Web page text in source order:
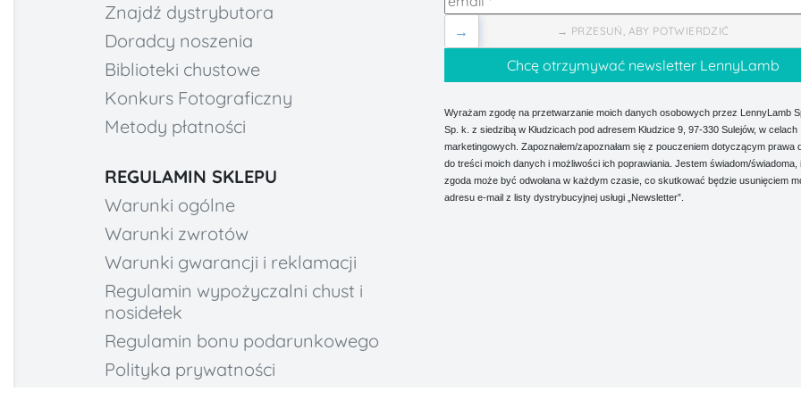
Znajdź dystrybutora
Doradcy noszenia
Biblioteki chustowe
Konkurs Fotograficzny
Metody płatności
REGULAMIN SKLEPU
Warunki ogólne
Warunki zwrotów
Warunki gwarancji i reklamacji
Regulamin wypożyczalni chust i
nosidełek
Regulamin bonu podarunkowego
Polityka prywatności
→ PRZESUŃ, ABY POTWIERDZIĆ
→
Wyrażam zgodę na przetwarzanie moich danych osobowych przez LennyLamb
Sp. k. z siedzibą w Kłudzicach pod adresem Kłudzice 9, 97-330 Sulejów, w celach
marketingowych. Zapoznałem/zapoznałam się z pouczeniem dotyczącym prawa
do treści moich danych i możliwości ich poprawiania. Jestem świadom/świadoma,
zgoda może być odwołana w każdym czasie, co skutkować będzie usunięciem
adresu e-mail z listy dystrybucyjnej usługi „Newsletter”.